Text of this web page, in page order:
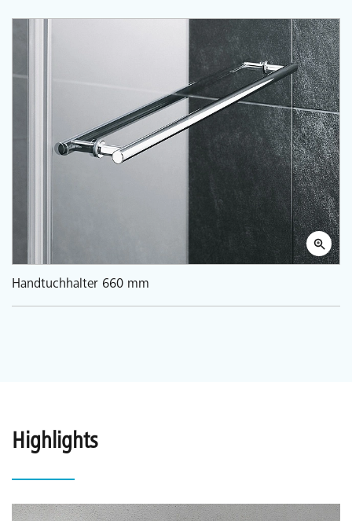
Handtuchhalter 660 mm
Highlights